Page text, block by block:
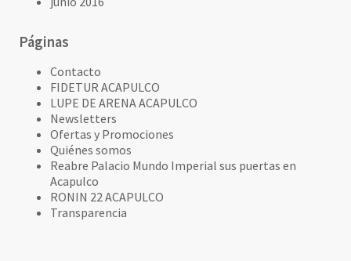
Páginas
Contacto
FIDETUR ACAPULCO
LUPE DE ARENA ACAPULCO
Newsletters
Ofertas y Promociones
Quiénes somos
Reabre Palacio Mundo Imperial sus puertas en
Acapulco
RONIN 22 ACAPULCO
Transparencia